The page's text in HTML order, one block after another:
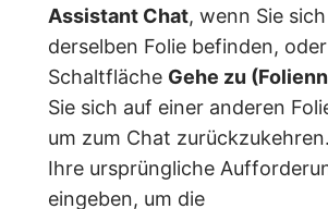
Assistant Chat, wenn Sie
derselben Folie befinden,
Schaltfläche Gehe zu
Sie sich auf einer anderen
um zum Chat
Ihre ursprüngliche
eingeben, um die